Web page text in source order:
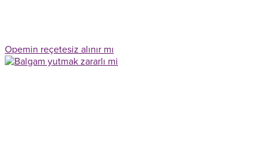
Opemin reçetesiz alınır mı